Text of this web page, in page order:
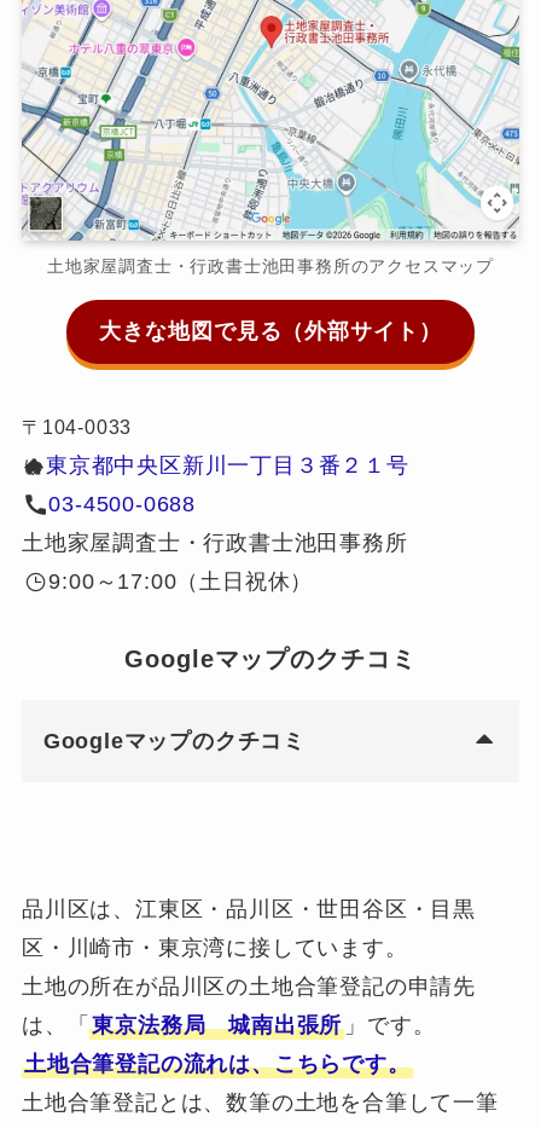
土地家屋調査士・行政書士池田事務所のアクセスマップ
大きな地図で見る（外部サイト）
〒104-0033
ゆ東京都中央区新川一丁目３番２１号
03-4500-0688
土地家屋調査士・行政書士池田事務所
9:00～17:00（土日祝休）
Googleマップのクチコミ
Googleマップのクチコミ
品川区は、江東区・品川区・世田谷区・目黒
区・川崎市・東京湾に接しています。
土地の所在が品川区の土地合筆登記の申請先
は、「東京法務局 城南出張所 」です。
土地合筆登記の流れは、こちらです。
土地合筆登記とは、数筆の土地を合筆して一筆